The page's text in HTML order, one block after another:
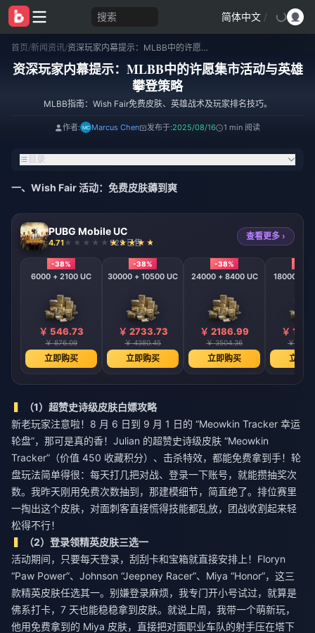
搜索 简体中文 /
首页/新闻资讯/ 资深玩家内幕提示：MLBB中的许愿集市活动与英雄攀登策略
资深玩家内幕提示：MLBB中的许愿集市活动与英雄
攀登策略
MLBB指南：Wish Fair免费皮肤、英雄战术及玩家排名技巧。
作者: Marcus Chen 发布于:2025/08/16 1 min 阅读
目录
一、Wish Fair 活动：免费皮肤薅到爽
PUBG Mobile UC
4.71 923 已售
查看更多 ›
-38%
6000 + 2100 UC
￥ 546.73
￥ 876.09
立即购买
-38%
30000 + 10500 UC
￥ 2733.73
￥ 4380.45
立即购买
-38%
24000 + 8400 UC
￥ 2186.99
￥ 3504.36
立即购买
18000 +
￥
￥
立即
（1）超赞史诗级皮肤白嫖攻略
新老玩家注意啦！8 月 6 日到 9 月 1 日的 “Meowkin Tracker 幸运
轮盘”，那可是真的香！Julian 的超赞史诗级皮肤 “Meowkin
Tracker”（价值 450 收藏积分）、击杀特效，都能免费拿到手！轮
盘玩法简单得很：每天打几把对战、登录一下账号，就能攒抽奖次
数。我昨天刚用免费次数抽到，那建模细节，简直绝了。排位赛里
一掏出这个皮肤，对面刺客直接慌得技能都乱放，团战收割起来轻
松得不行！
（2）登录领精英皮肤三选一
活动期间，只要每天登录，刮刮卡和宝箱就直接安排上！Floryn
“Paw Power”、Johnson “Jeepney Racer”、Miya “Honor”，这三
款精英皮肤任选其一。别嫌登录麻烦，我专门开小号试过，就算是
佛系打卡，7 天也能稳稳拿到皮肤。就说上周，我带一个萌新玩，
他用免费拿到的 Miya 皮肤，直接把对面职业车队的射手压在塔下